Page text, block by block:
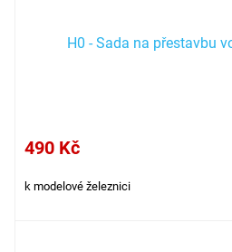
H0 - Sada na přestavbu
490 Kč
k modelové železnici